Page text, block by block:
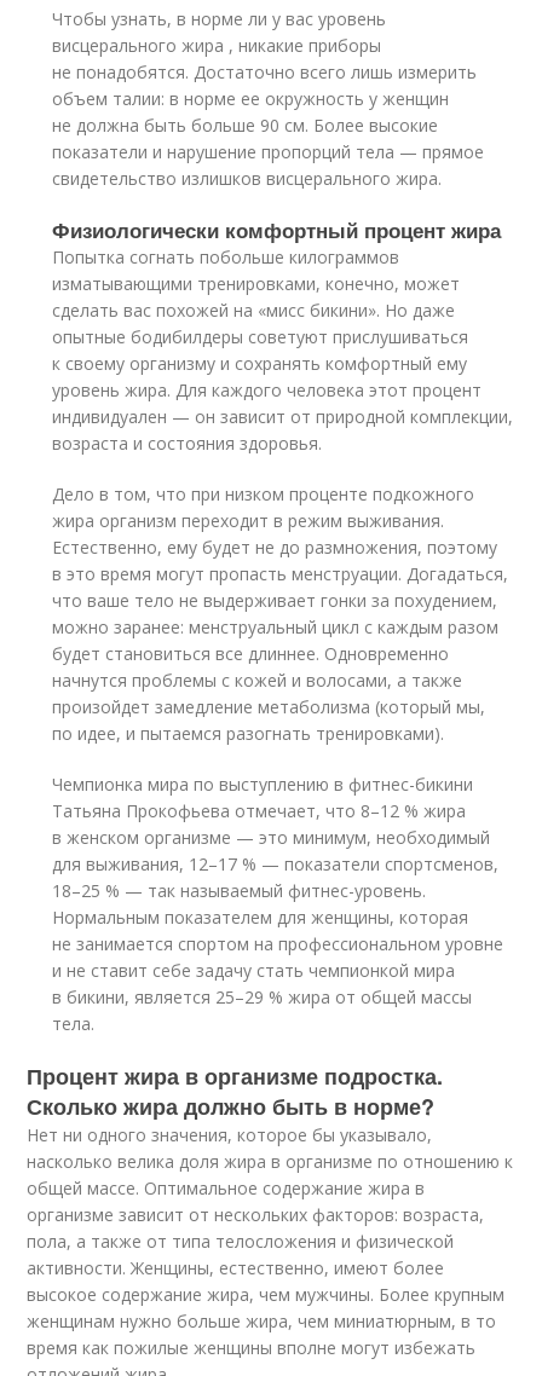
Чтобы узнать, в норме ли у вас уровень
висцерального жира , никакие приборы
не понадобятся. Достаточно всего лишь измерить
объем талии: в норме ее окружность у женщин
не должна быть больше 90 см. Более высокие
показатели и нарушение пропорций тела — прямое
свидетельство излишков висцерального жира.
Физиологически комфортный процент жира
Попытка согнать побольше килограммов
изматывающими тренировками, конечно, может
сделать вас похожей на «мисс бикини». Но даже
опытные бодибилдеры советуют прислушиваться
к своему организму и сохранять комфортный ему
уровень жира. Для каждого человека этот процент
индивидуален — он зависит от природной комплекции,
возраста и состояния здоровья.
Дело в том, что при низком проценте подкожного
жира организм переходит в режим выживания.
Естественно, ему будет не до размножения, поэтому
в это время могут пропасть менструации. Догадаться,
что ваше тело не выдерживает гонки за похудением,
можно заранее: менструальный цикл с каждым разом
будет становиться все длиннее. Одновременно
начнутся проблемы с кожей и волосами, а также
произойдет замедление метаболизма (который мы,
по идее, и пытаемся разогнать тренировками).
Чемпионка мира по выступлению в фитнес-бикини
Татьяна Прокофьева отмечает, что 8–12 % жира
в женском организме — это минимум, необходимый
для выживания, 12–17 % — показатели спортсменов,
18–25 % — так называемый фитнес-уровень.
Нормальным показателем для женщины, которая
не занимается спортом на профессиональном уровне
и не ставит себе задачу стать чемпионкой мира
в бикини, является 25–29 % жира от общей массы
тела.
Процент жира в организме подростка.
Сколько жира должно быть в норме?
Нет ни одного значения, которое бы указывало,
насколько велика доля жира в организме по отношению к
общей массе. Оптимальное содержание жира в
организме зависит от нескольких факторов: возраста,
пола, а также от типа телосложения и физической
активности. Женщины, естественно, имеют более
высокое содержание жира, чем мужчины. Более крупным
женщинам нужно больше жира, чем миниатюрным, в то
время как пожилые женщины вполне могут избежать